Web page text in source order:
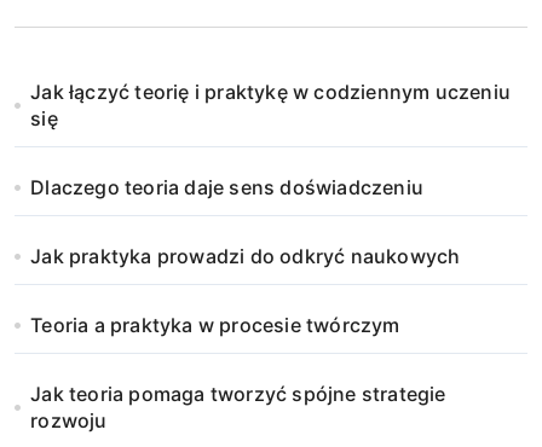
Jak łączyć teorię i praktykę w codziennym uczeniu
się
Dlaczego teoria daje sens doświadczeniu
Jak praktyka prowadzi do odkryć naukowych
Teoria a praktyka w procesie twórczym
Jak teoria pomaga tworzyć spójne strategie
rozwoju